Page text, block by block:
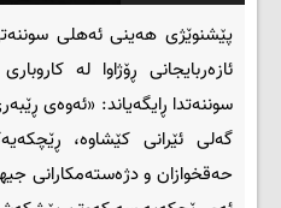
پێشنوێژی هەینی ئەهلی
ئازەربایجانی ڕۆژاوا لە
سوننەتدا ڕایگەیاند: «ئەوەی
گەلی ئێرانی کێشاوە،
حەقخوازان و دژەستەمکارانی